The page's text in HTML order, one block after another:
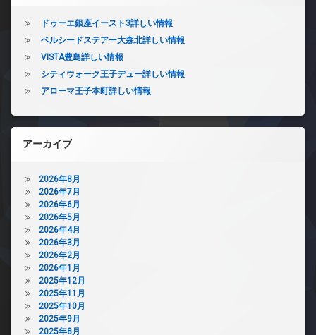
ドゥーエ銀座イースト3詳しい情報
ベルシードステアー大森北詳しい情報
VISTA豊島詳しい情報
シティウォーク王子デュー詳しい情報
アローマ王子本町詳しい情報
アーカイブ
2026年8月
2026年7月
2026年6月
2026年5月
2026年4月
2026年3月
2026年2月
2026年1月
2025年12月
2025年11月
2025年10月
2025年9月
2025年8月